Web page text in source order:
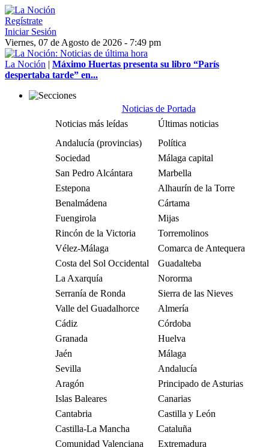
Regístrate
Iniciar Sesión
Viernes, 07 de Agosto de 2026 - 7:49 pm
La Noción | Máximo Huertas presenta su libro “París
despertaba tarde” en...
Noticias de Portada
Noticias más leídas
Últimas noticias
Andalucía (provincias)
Política
Sociedad
Málaga capital
San Pedro Alcántara
Marbella
Estepona
Alhaurín de la Torre
Benalmádena
Cártama
Fuengirola
Mijas
Rincón de la Victoria
Torremolinos
Vélez-Málaga
Comarca de Antequera
Costa del Sol Occidental
Guadalteba
La Axarquía
Nororma
Serranía de Ronda
Sierra de las Nieves
Valle del Guadalhorce
Almería
Cádiz
Córdoba
Granada
Huelva
Jaén
Málaga
Sevilla
Andalucía
Aragón
Principado de Asturias
Islas Baleares
Canarias
Cantabria
Castilla y León
Castilla-La Mancha
Cataluña
Comunidad Valenciana
Extremadura